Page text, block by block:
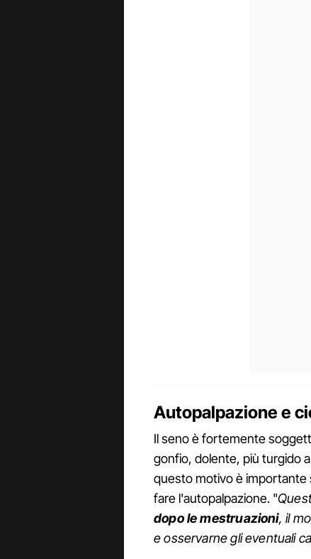
Autopalpazione e
Il seno è fortemente
gonfio, dolente, più turgido
questo motivo è importante
fare l'autopalpazione. "
dopo le mestruazioni, il
e osservarne gli eventuali